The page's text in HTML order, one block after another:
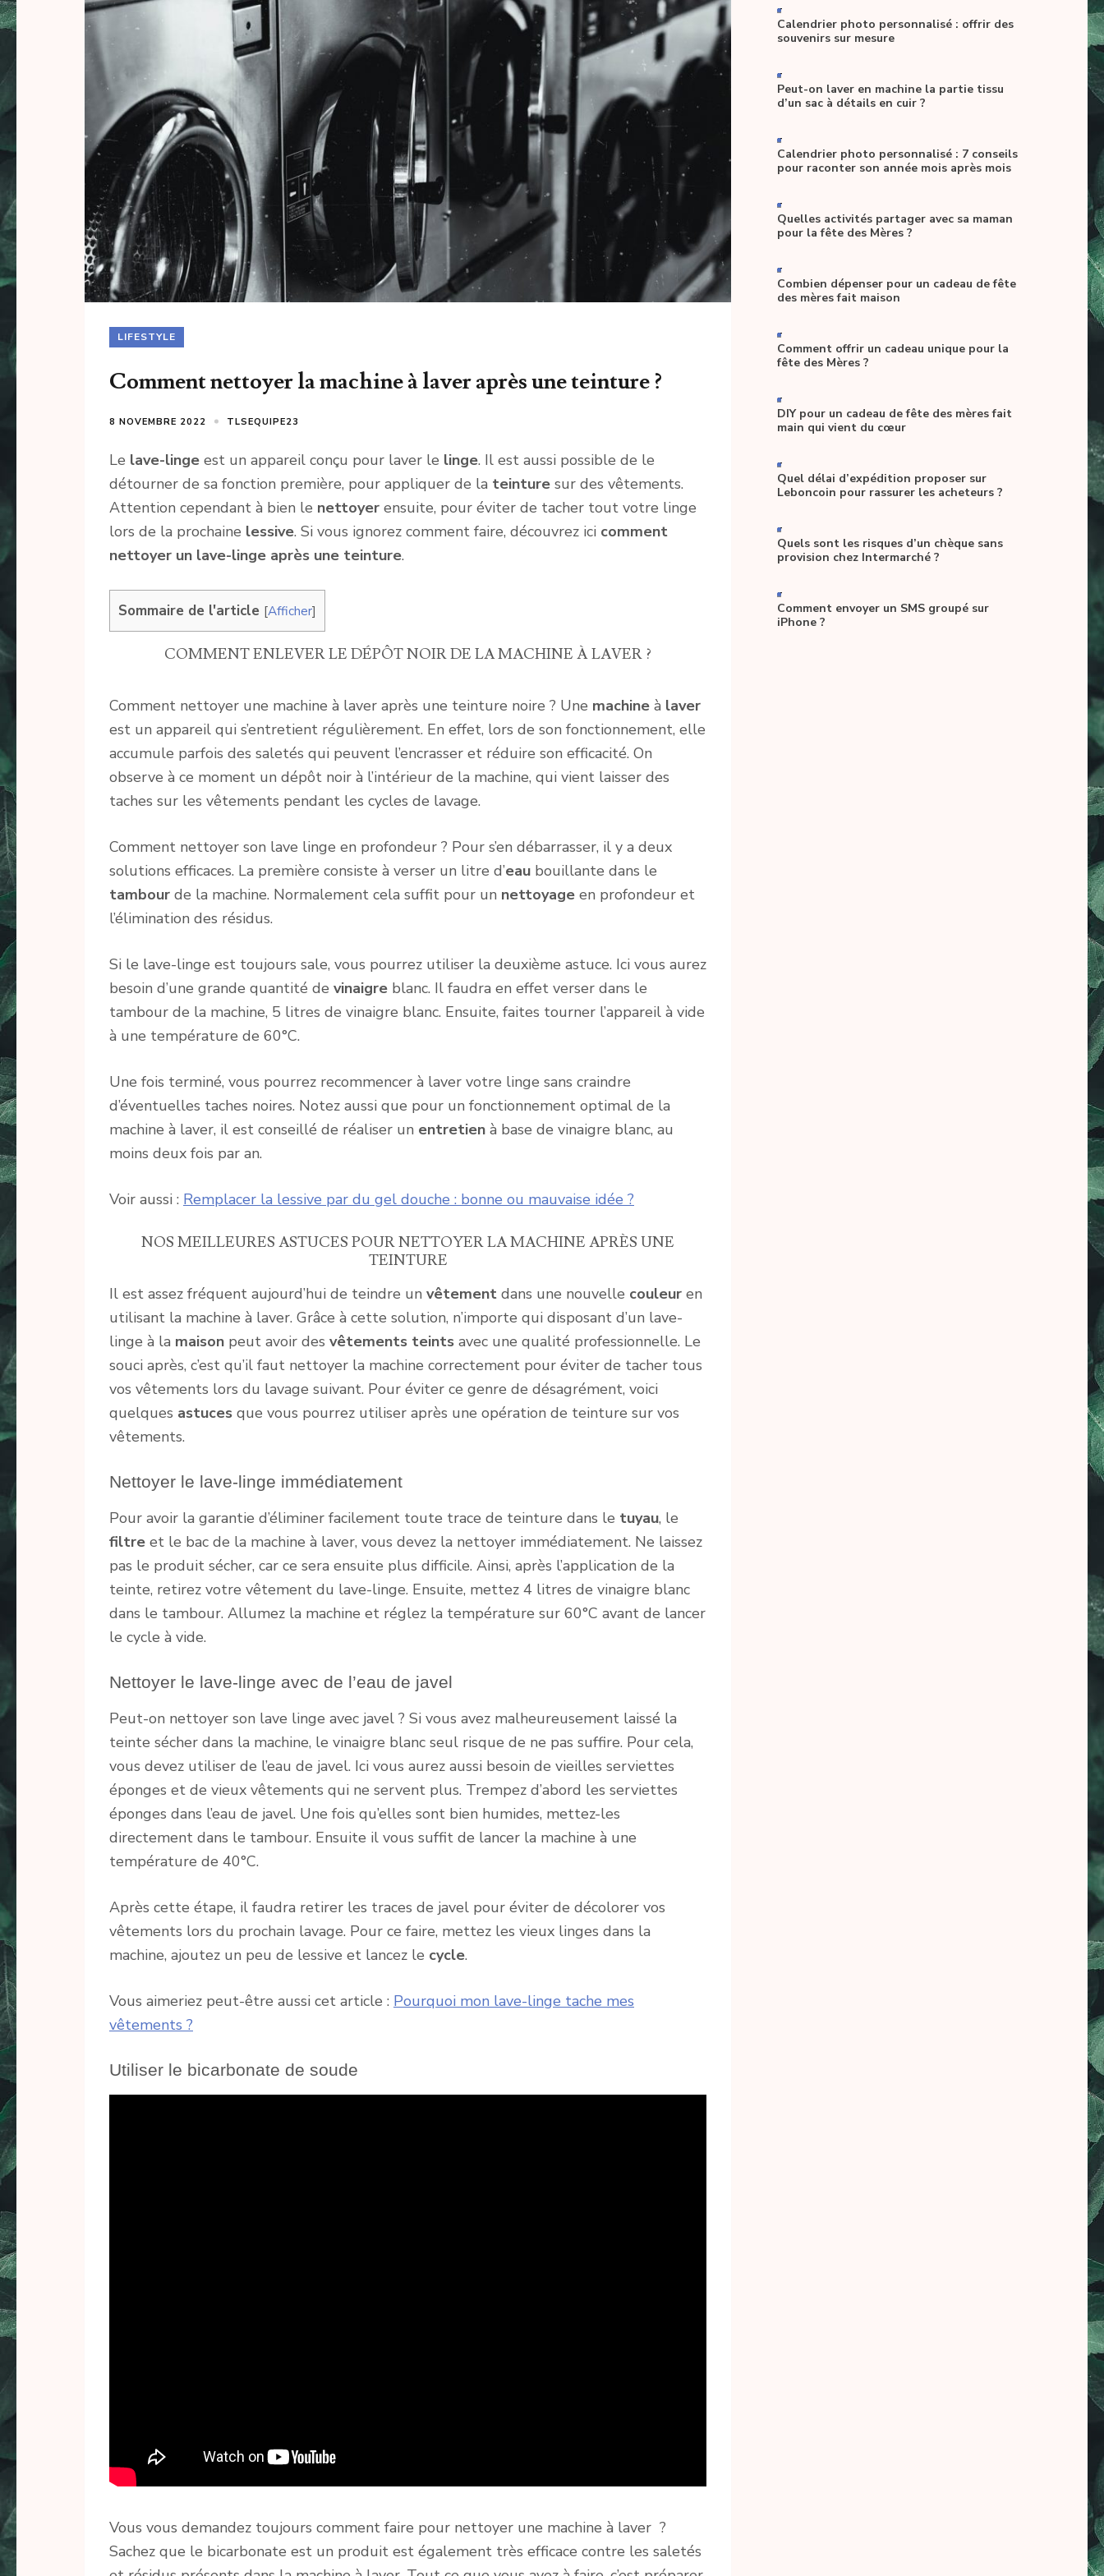
LIFESTYLE
Comment nettoyer la machine à laver après une teinture ?
8 NOVEMBRE 2022 TLSEQUIPE23
Le lave-linge est un appareil conçu pour laver le linge. Il est aussi possible de le
détourner de sa fonction première, pour appliquer de la teinture sur des vêtements.
Attention cependant à bien le nettoyer ensuite, pour éviter de tacher tout votre linge
lors de la prochaine lessive. Si vous ignorez comment faire, découvrez ici comment
nettoyer un lave-linge après une teinture.
Sommaire de l'article [Afficher]
COMMENT ENLEVER LE DÉPÔT NOIR DE LA MACHINE À LAVER ?
Comment nettoyer une machine à laver après une teinture noire ? Une machine à laver
est un appareil qui s’entretient régulièrement. En effet, lors de son fonctionnement, elle
accumule parfois des saletés qui peuvent l’encrasser et réduire son efficacité. On
observe à ce moment un dépôt noir à l’intérieur de la machine, qui vient laisser des
taches sur les vêtements pendant les cycles de lavage.
Comment nettoyer son lave linge en profondeur ? Pour s’en débarrasser, il y a deux
solutions efficaces. La première consiste à verser un litre d’eau bouillante dans le
tambour de la machine. Normalement cela suffit pour un nettoyage en profondeur et
l’élimination des résidus.
Si le lave-linge est toujours sale, vous pourrez utiliser la deuxième astuce. Ici vous aurez
besoin d’une grande quantité de vinaigre blanc. Il faudra en effet verser dans le
tambour de la machine, 5 litres de vinaigre blanc. Ensuite, faites tourner l’appareil à vide
à une température de 60°C.
Une fois terminé, vous pourrez recommencer à laver votre linge sans craindre
d’éventuelles taches noires. Notez aussi que pour un fonctionnement optimal de la
machine à laver, il est conseillé de réaliser un entretien à base de vinaigre blanc, au
moins deux fois par an.
Voir aussi : Remplacer la lessive par du gel douche : bonne ou mauvaise idée ?
NOS MEILLEURES ASTUCES POUR NETTOYER LA MACHINE APRÈS UNE
TEINTURE
Il est assez fréquent aujourd’hui de teindre un vêtement dans une nouvelle couleur en
utilisant la machine à laver. Grâce à cette solution, n’importe qui disposant d’un lave-
linge à la maison peut avoir des vêtements teints avec une qualité professionnelle. Le
souci après, c’est qu’il faut nettoyer la machine correctement pour éviter de tacher tous
vos vêtements lors du lavage suivant. Pour éviter ce genre de désagrément, voici
quelques astuces que vous pourrez utiliser après une opération de teinture sur vos
vêtements.
Nettoyer le lave-linge immédiatement
Pour avoir la garantie d’éliminer facilement toute trace de teinture dans le tuyau, le
filtre et le bac de la machine à laver, vous devez la nettoyer immédiatement. Ne laissez
pas le produit sécher, car ce sera ensuite plus difficile. Ainsi, après l’application de la
teinte, retirez votre vêtement du lave-linge. Ensuite, mettez 4 litres de vinaigre blanc
dans le tambour. Allumez la machine et réglez la température sur 60°C avant de lancer
le cycle à vide.
Nettoyer le lave-linge avec de l’eau de javel
Peut-on nettoyer son lave linge avec javel ? Si vous avez malheureusement laissé la
teinte sécher dans la machine, le vinaigre blanc seul risque de ne pas suffire. Pour cela,
vous devez utiliser de l’eau de javel. Ici vous aurez aussi besoin de vieilles serviettes
éponges et de vieux vêtements qui ne servent plus. Trempez d’abord les serviettes
éponges dans l’eau de javel. Une fois qu’elles sont bien humides, mettez-les
directement dans le tambour. Ensuite il vous suffit de lancer la machine à une
température de 40°C.
Après cette étape, il faudra retirer les traces de javel pour éviter de décolorer vos
vêtements lors du prochain lavage. Pour ce faire, mettez les vieux linges dans la
machine, ajoutez un peu de lessive et lancez le cycle.
Vous aimeriez peut-être aussi cet article : Pourquoi mon lave-linge tache mes
vêtements ?
Utiliser le bicarbonate de soude
Vous vous demandez toujours comment faire pour nettoyer une machine à laver ?
Sachez que le bicarbonate est un produit est également très efficace contre les saletés
-
Calendrier photo personnalisé : offrir des
souvenirs sur mesure
-
Peut-on laver en machine la partie tissu
d’un sac à détails en cuir ?
-
Calendrier photo personnalisé : 7 conseils
pour raconter son année mois après mois
-
Quelles activités partager avec sa maman
pour la fête des Mères ?
-
Combien dépenser pour un cadeau de fête
des mères fait maison
-
Comment offrir un cadeau unique pour la
fête des Mères ?
-
DIY pour un cadeau de fête des mères fait
main qui vient du cœur
-
Quel délai d’expédition proposer sur
Leboncoin pour rassurer les acheteurs ?
-
Quels sont les risques d’un chèque sans
provision chez Intermarché ?
-
Comment envoyer un SMS groupé sur
iPhone ?